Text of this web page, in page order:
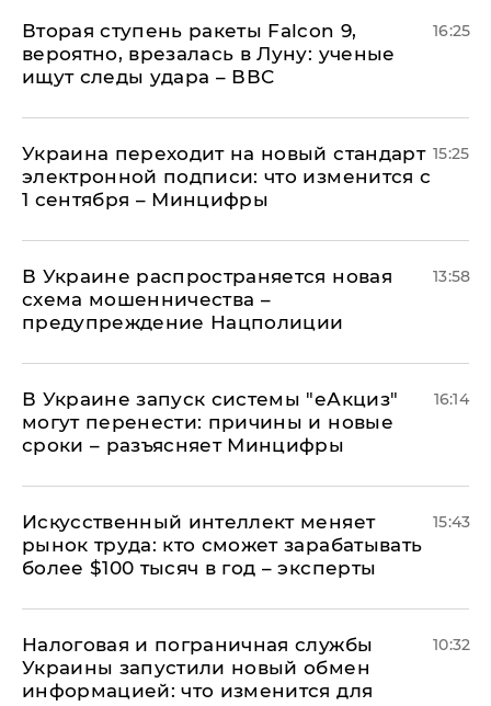
Вторая ступень ракеты Falcon 9,
вероятно, врезалась в Луну: ученые
ищут следы удара – ВВС
16:25
Украина переходит на новый стандарт
электронной подписи: что изменится с
1 сентября – Минцифры
15:25
В Украине распространяется новая
схема мошенничества –
предупреждение Нацполиции
13:58
В Украине запуск системы "еАкциз"
могут перенести: причины и новые
сроки – разъясняет Минцифры
16:14
Искусственный интеллект меняет
рынок труда: кто сможет зарабатывать
более $100 тысяч в год – эксперты
15:43
Налоговая и пограничная службы
Украины запустили новый обмен
информацией: что изменится для
10:32